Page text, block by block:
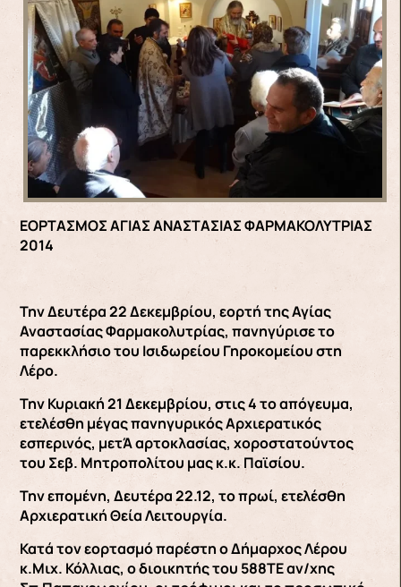
ΕΟΡΤΑΣΜΟΣ ΑΓΙΑΣ ΑΝΑΣΤΑΣΙΑΣ ΦΑΡΜΑΚΟΛΥΤΡΙΑΣ
2014
Την Δευτέρα 22 Δεκεμβρίου, εορτή της Αγίας
Αναστασίας Φαρμακολυτρίας, πανηγύρισε το
παρεκκλήσιο του Ισιδωρείου Γηροκομείου στη
Λέρο.
Την Κυριακή 21 Δεκεμβρίου, στις 4 το απόγευμα,
ετελέσθη μέγας πανηγυρικός Αρχιερατικός
εσπερινός, μετΆ αρτοκλασίας, χοροστατούντος
του Σεβ. Μητροπολίτου μας κ.κ. Παϊσίου.
Την επομένη, Δευτέρα 22.12, το πρωί, ετελέσθη
Αρχιερατική Θεία Λειτουργία.
Κατά τον εορτασμό παρέστη ο Δήμαρχος Λέρου
κ.Μιχ. Κόλλιας, ο διοικητής του 588ΤΕ αν/χης